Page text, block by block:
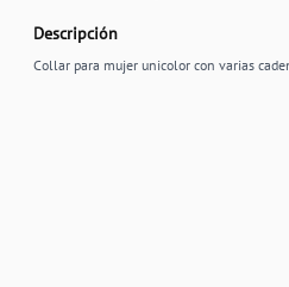
Descripción
Collar para mujer unicolor con varias